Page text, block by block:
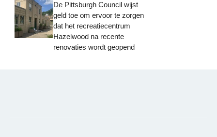
De Pittsburgh Council wijst
geld toe om ervoor te zorgen
dat het recreatiecentrum
Hazelwood na recente
renovaties wordt geopend